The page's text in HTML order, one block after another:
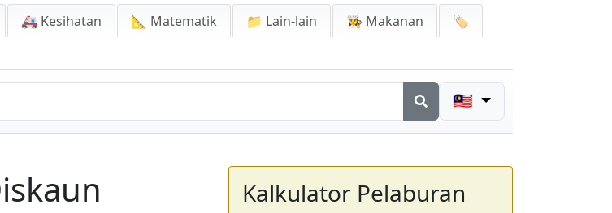
🚑 Kesihatan 📐 Matematik 📁 Lain-lain 👩‍🍳 Makanan
🏷️
🇲🇾
Kalkulator Pelaburan